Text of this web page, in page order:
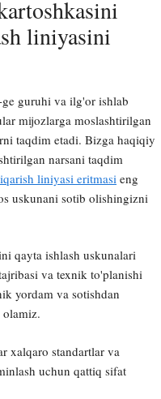
liniyasini
guruhi va ilg'or ishlab
mijozlarga moslashtirilgan
taqdim etadi. Bizga haqiqiy
narsani taqdim
liniyasi eritmasi eng
uskunani sotib olishingizni
qayta ishlash uskunalari
va texnik to'planishi
yordam va sotishdan
xalqaro standartlar va
uchun qattiq sifat